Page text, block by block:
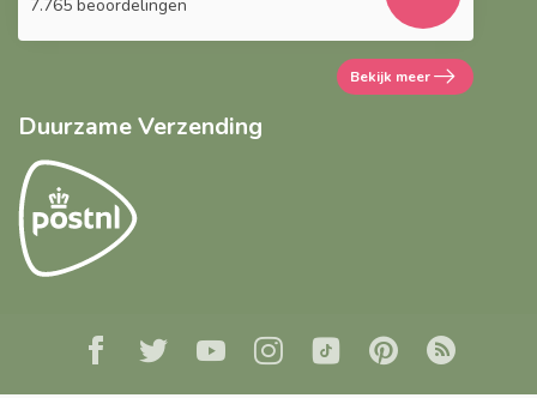
7.765 beoordelingen
Bekijk meer
Duurzame Verzending